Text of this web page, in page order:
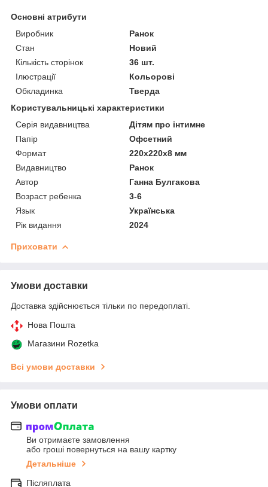
Основні атрибути
Виробник
Ранок
Стан
Новий
Кількість сторінок
36 шт.
Ілюстрації
Кольорові
Обкладинка
Тверда
Користувальницькі характеристики
Серія видавництва
Дітям про інтимне
Папір
Офсетний
Формат
220х220х8 мм
Видавництво
Ранок
Автор
Ганна Булгакова
Возраст ребенка
3-6
Язык
Українська
Рік видання
2024
Приховати
Умови доставки
Доставка здійснюється тільки по передоплаті.
Нова Пошта
Магазини Rozetka
Всі умови доставки
Умови оплати
Ви отримаєте замовлення
або гроші повернуться на вашу картку
Детальніше
Післяплата